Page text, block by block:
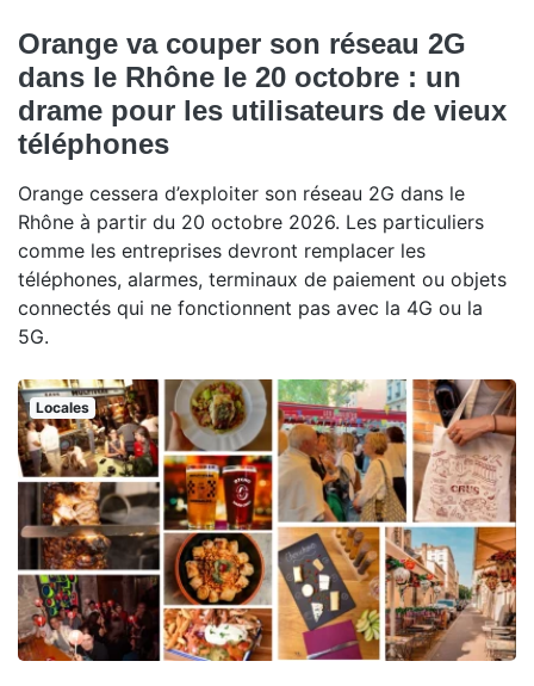
Orange va couper son réseau 2G
dans le Rhône le 20 octobre : un
drame pour les utilisateurs de vieux
téléphones
Orange cessera d’exploiter son réseau 2G dans le
Rhône à partir du 20 octobre 2026. Les particuliers
comme les entreprises devront remplacer les
téléphones, alarmes, terminaux de paiement ou objets
connectés qui ne fonctionnent pas avec la 4G ou la
5G.
Locales